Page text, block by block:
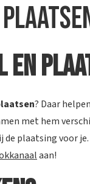
en
? Daar
met hem
de plaatsing voor
aan!